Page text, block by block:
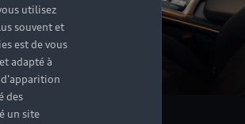
utilisez
souvent et
est de vous
adapté à
des
un site